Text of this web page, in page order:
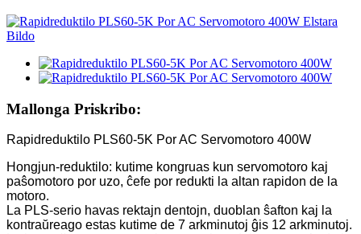
Mallonga Priskribo:
Rapidreduktilo PLS60-5K Por AC Servomotoro 400W
Hongjun-reduktilo: kutime kongruas kun servomotoro kaj
paŝomotoro por uzo, ĉefe por redukti la altan rapidon de la
motoro.
La PLS-serio havas rektajn dentojn, duoblan ŝafton kaj la
kontraŭreago estas kutime de 7 arkminutoj ĝis 12 arkminutoj.